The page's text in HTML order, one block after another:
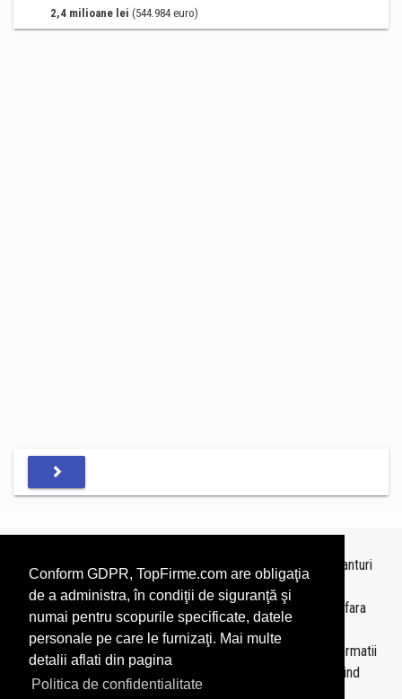
Conform GDPR, TopFirme.com are obligaţia
de a administra, în condiţii de siguranţă şi
numai pentru scopurile specificate, datele
personale pe care le furnizaţi. Mai multe
detalii aflati din pagina
Politica de confidentialitate
2,4 milioane lei (544.984 euro)
Topurile sunt realizate deTopFirme
pe baza ultimelor bilanturi
depuse si au scop informativ.
Este interzisa folosirea topurilor fara acordul TopFirme si fara
precizarea sursei.
Daca doriti sa achizitionati
topuri personalizate
sau informatii
despre agentii economici va rugam sa ne contactati folosind
sectiunea Contact